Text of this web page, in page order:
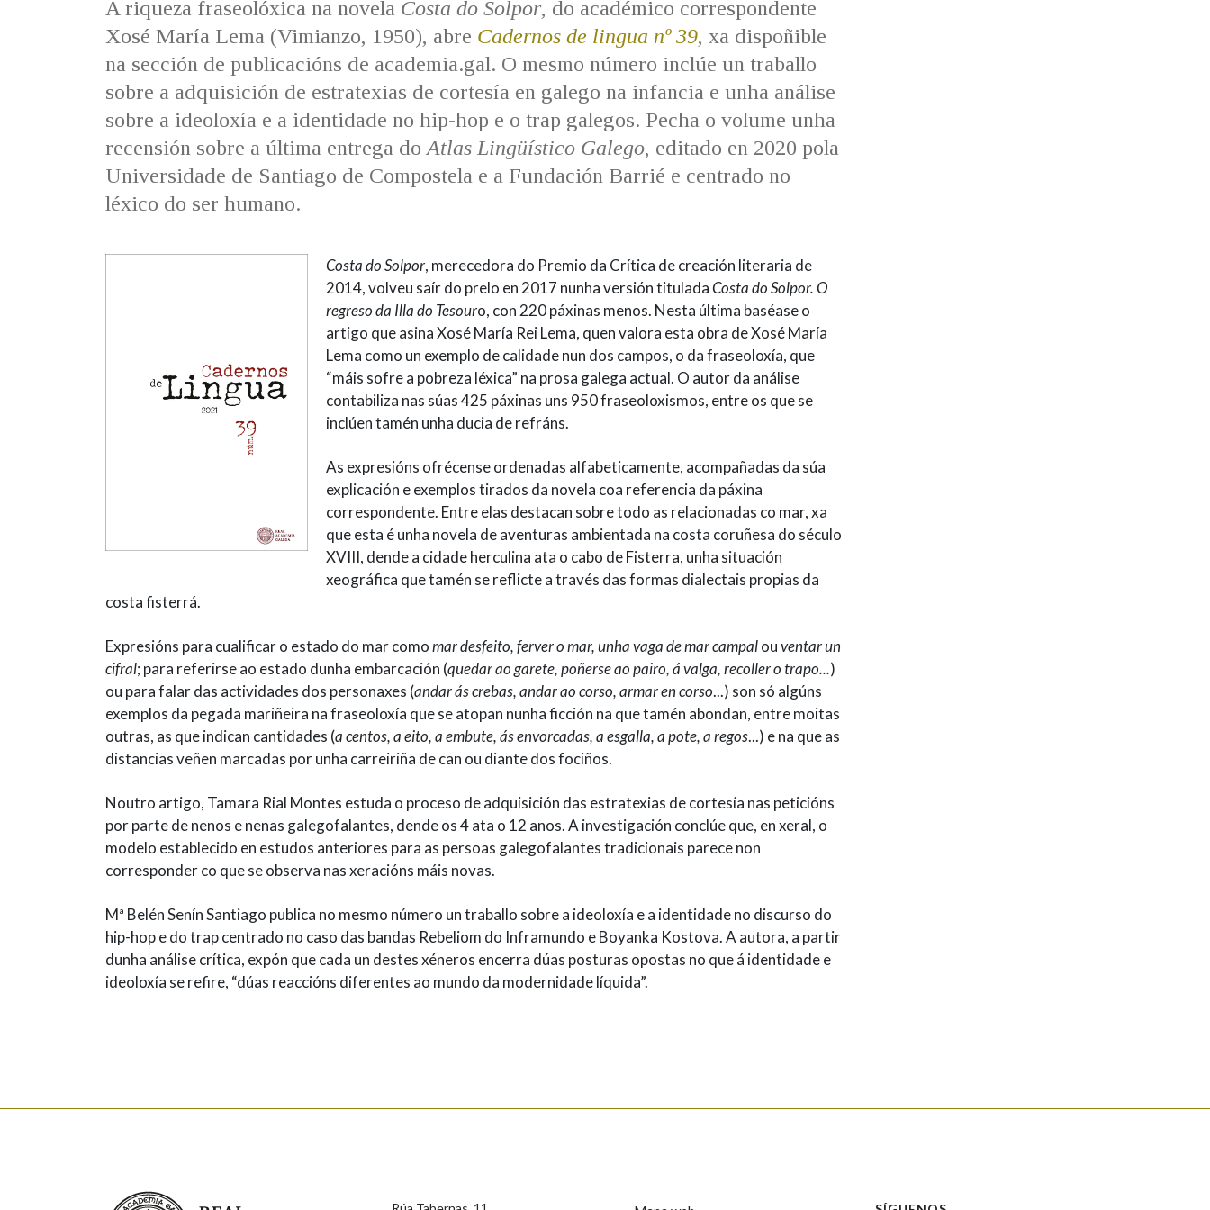
A riqueza fraseolóxica na novela Costa do Solpor, do académico correspondente
Xosé María Lema (Vimianzo, 1950), abre Cadernos de lingua nº 39, xa dispoñible
na sección de publicacións de academia.gal. O mesmo número inclúe un traballo
sobre a adquisición de estratexias de cortesía en galego na infancia e unha análise
sobre a ideoloxía e a identidade no hip-hop e o trap galegos. Pecha o volume unha
recensión sobre a última entrega do Atlas Lingüístico Galego, editado en 2020 pola
Universidade de Santiago de Compostela e a Fundación Barrié e centrado no
léxico do ser humano.
Costa do Solpor, merecedora do Premio da Crítica de creación literaria de
2014, volveu saír do prelo en 2017 nunha versión tituladaCosta do Solpor. O
regreso da Illa do Tesouro, con 220 páxinas menos. Nesta última baséase o
artigo que asina Xosé María Rei Lema, quen valora esta obra de Xosé María
Lema como un exemplo de calidade nun dos campos, o da fraseoloxía, que
“máis sofre a pobreza léxica” na prosa galega actual. O autor da análise
contabiliza nas súas 425 páxinas uns 950 fraseoloxismos, entre os que se
inclúen tamén unha ducia de refráns.
As expresións ofrécense ordenadas alfabeticamente, acompañadas da súa
explicación e exemplos tirados da novela coa referencia da páxina
correspondente. Entre elas destacan sobre todo as relacionadas co mar, xa
que esta é unha novela de aventuras ambientada na costa coruñesa do século
XVIII, dende a cidade herculina ata o cabo de Fisterra, unha situación
xeográfica que tamén se reflicte a través das formas dialectais propias da
costa fisterrá.
Expresións para cualificar o estado do mar comomar desfeito, ferver o mar, unha vaga de mar campalouventar un
cifral; para referirse ao estado dunha embarcación (quedar ao garete, poñerse ao pairo, á valga, recoller o trapo...)
ou para falar das actividades dos personaxes (andar ás crebas, andar ao corso, armar en corso...) son só algúns
exemplos da pegada mariñeira na fraseoloxía que se atopan nunha ficción na que tamén abondan, entre moitas
outras, as que indican cantidades (a centos, a eito, a embute, ás envorcadas, a esgalla, a pote, a regos...) e na que as
distancias veñen marcadas por unha carreiriña de can ou diante dos fociños.
Noutro artigo, Tamara Rial Montes estuda o proceso de adquisición das estratexias de cortesía nas peticións
por parte de nenos e nenas galegofalantes, dende os 4 ata o 12 anos. A investigación conclúe que, en xeral, o
modelo establecido en estudos anteriores para as persoas galegofalantes tradicionais parece non
corresponder co que se observa nas xeracións máis novas.
Mª Belén Senín Santiago publica no mesmo número un traballo sobre a ideoloxía e a identidade no discurso do
hip-hop e do trap centrado no caso das bandas Rebeliom do Inframundo e Boyanka Kostova. A autora, a partir
dunha análise crítica, expón que cada un destes xéneros encerra dúas posturas opostas no que á identidade e
ideoloxía se refire, “dúas reaccións diferentes ao mundo da modernidade líquida”.
Real Academia Galega